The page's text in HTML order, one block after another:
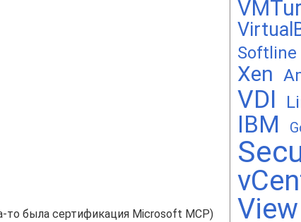
то была сертификация Microsoft MCP)
Softline
Xen
VDI
IBM
View